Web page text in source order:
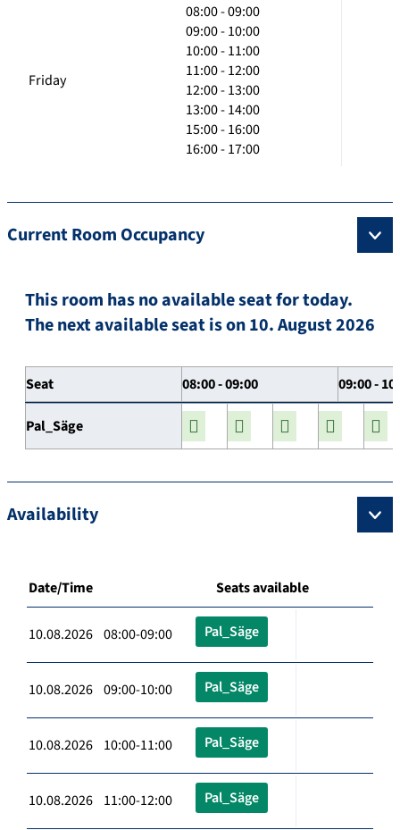
Friday
08:00 - 09:00
09:00 - 10:00
10:00 - 11:00
11:00 - 12:00
12:00 - 13:00
13:00 - 14:00
15:00 - 16:00
16:00 - 17:00
Current Room Occupancy
This room has no available seat for today.
The next available seat is on 10. August 2026
Seat 08:00 - 09:00 09:00 -
Pal_Säge
Availability
Date/Time Seats available
10.08.2026 08:00-09:00 Pal_Säge
10.08.2026 09:00-10:00 Pal_Säge
10.08.2026 10:00-11:00 Pal_Säge
10.08.2026 11:00-12:00 Pal_Säge